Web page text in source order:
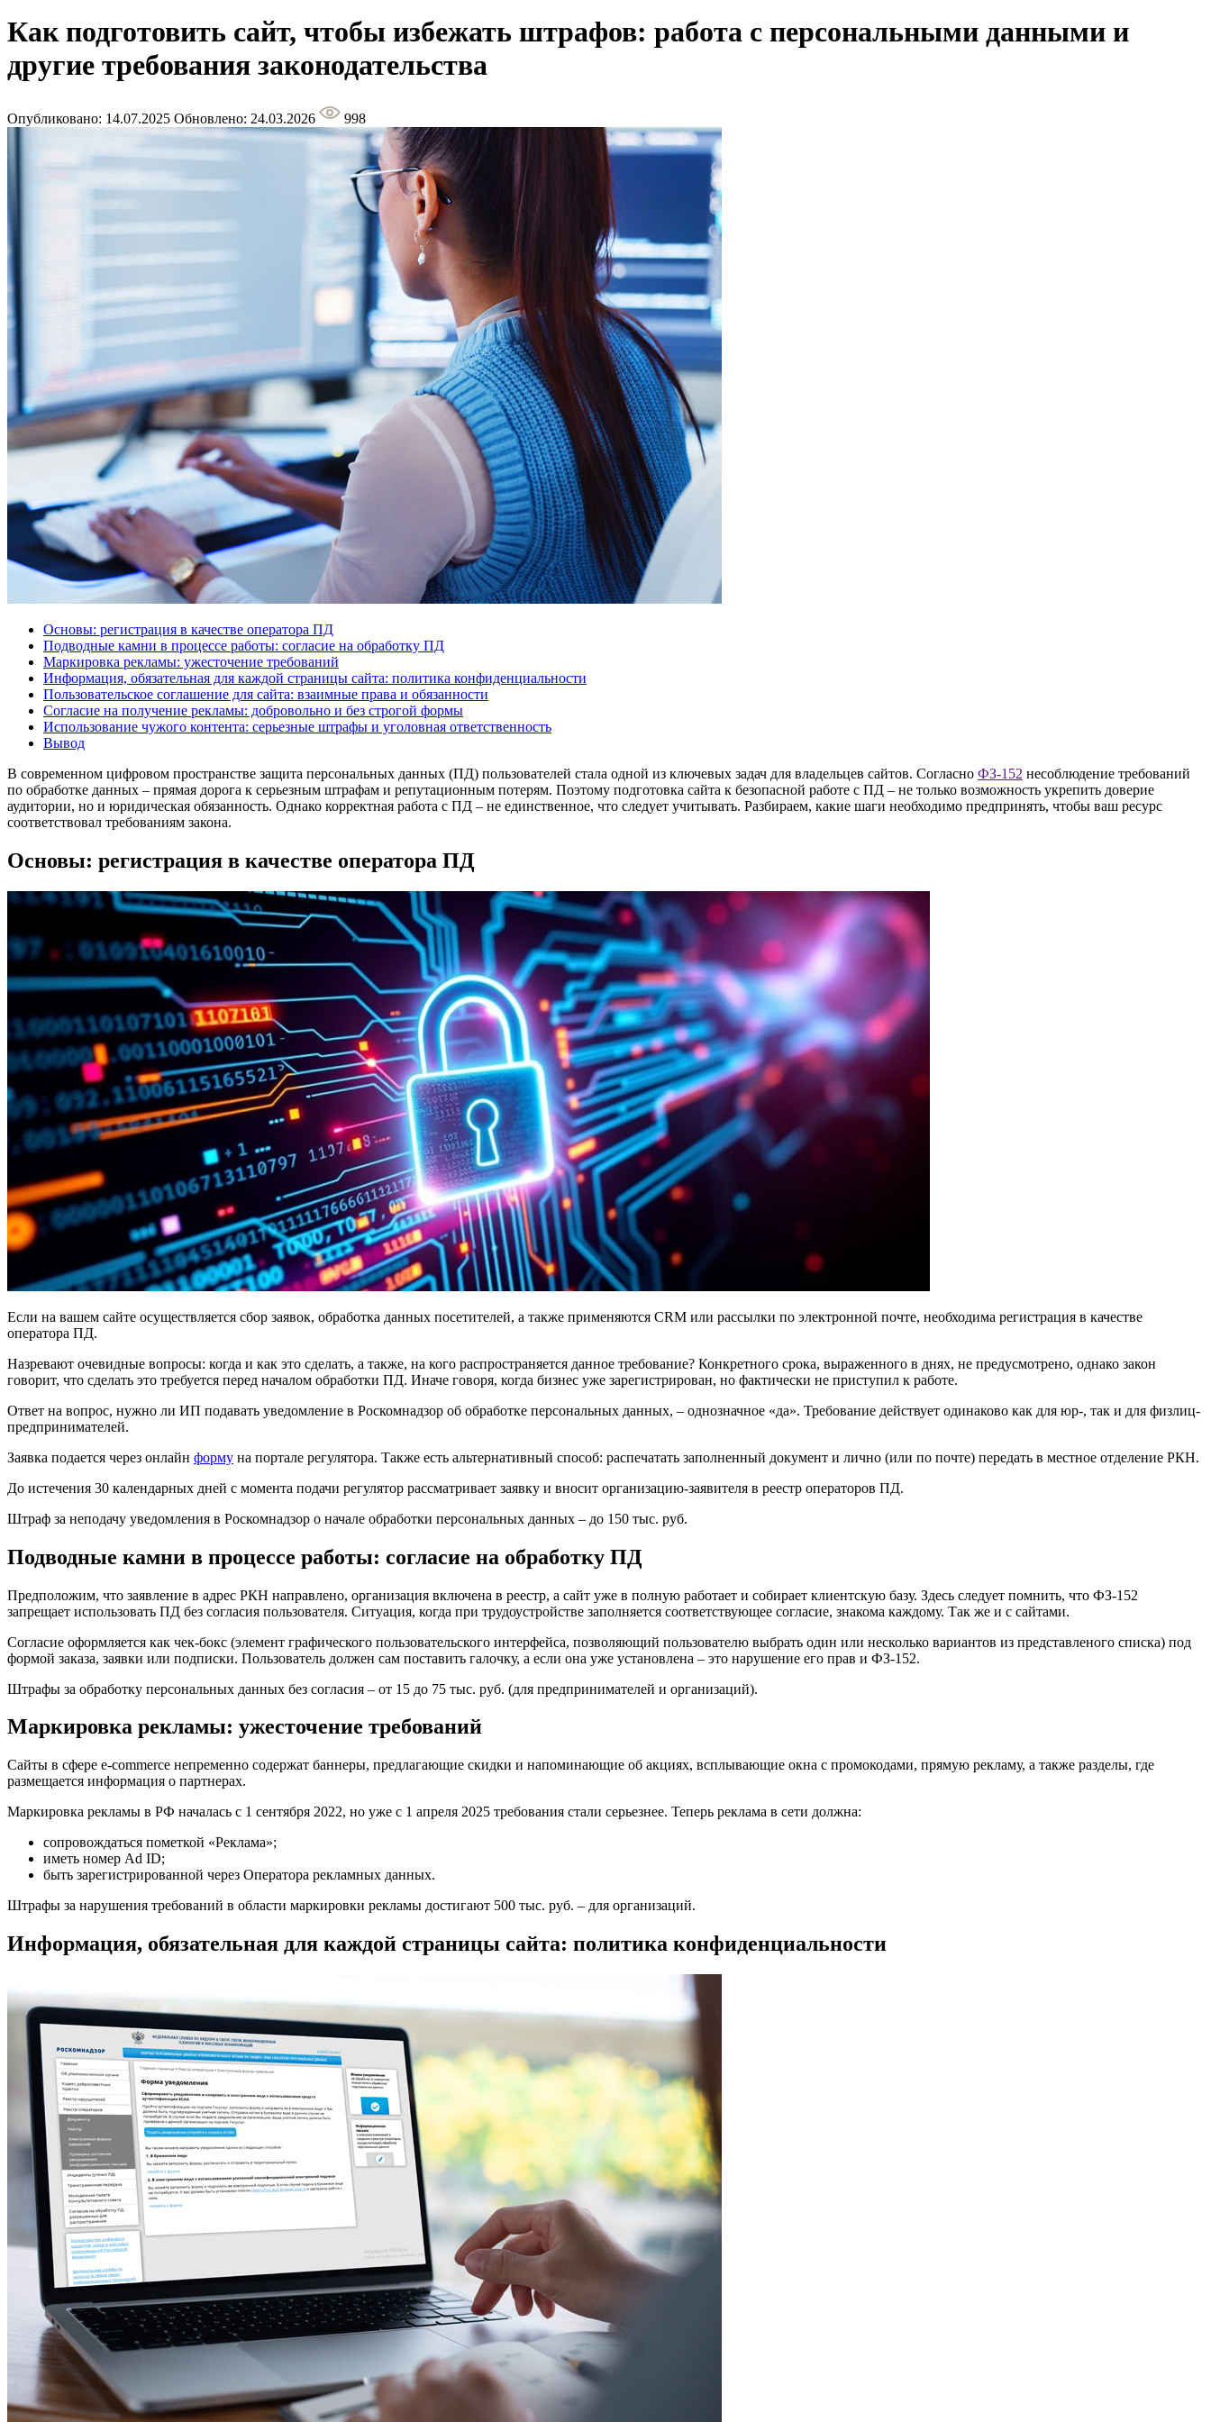
Как подготовить сайт, чтобы избежать штрафов: работа с персональными данными и
другие требования законодательства
Опубликовано: 14.07.2025 Обновлено: 24.03.2026 998
Основы: регистрация в качестве оператора ПД
Подводные камни в процессе работы: согласие на обработку ПД
Маркировка рекламы: ужесточение требований
Информация, обязательная для каждой страницы сайта: политика конфиденциальности
Пользовательское соглашение для сайта: взаимные права и обязанности
Согласие на получение рекламы: добровольно и без строгой формы
Использование чужого контента: серьезные штрафы и уголовная ответственность
Вывод
В современном цифровом пространстве защита персональных данных (ПД) пользователей стала одной из ключевых задач для владельцев сайтов. Согласно ФЗ-152 несоблюдение требований
по обработке данных – прямая дорога к серьезным штрафам и репутационным потерям. Поэтому подготовка сайта к безопасной работе с ПД – не только возможность укрепить доверие
аудитории, но и юридическая обязанность. Однако корректная работа с ПД – не единственное, что следует учитывать. Разбираем, какие шаги необходимо предпринять, чтобы ваш ресурс
соответствовал требованиям закона.
Основы: регистрация в качестве оператора ПД
Если на вашем сайте осуществляется сбор заявок, обработка данных посетителей, а также применяются CRM или рассылки по электронной почте, необходима регистрация в качестве
оператора ПД.
Назревают очевидные вопросы: когда и как это сделать, а также, на кого распространяется данное требование? Конкретного срока, выраженного в днях, не предусмотрено, однако закон
говорит, что сделать это требуется перед началом обработки ПД. Иначе говоря, когда бизнес уже зарегистрирован, но фактически не приступил к работе.
Ответ на вопрос, нужно ли ИП подавать уведомление в Роскомнадзор об обработке персональных данных, – однозначное «да». Требование действует одинаково как для юр-, так и для физлиц-
предпринимателей.
Заявка подается через онлайн форму на портале регулятора. Также есть альтернативный способ: распечатать заполненный документ и лично (или по почте) передать в местное отделение РКН.
До истечения 30 календарных дней с момента подачи регулятор рассматривает заявку и вносит организацию-заявителя в реестр операторов ПД.
Штраф за неподачу уведомления в Роскомнадзор о начале обработки персональных данных – до 150 тыс. руб.
Подводные камни в процессе работы: согласие на обработку ПД
Предположим, что заявление в адрес РКН направлено, организация включена в реестр, а сайт уже в полную работает и собирает клиентскую базу. Здесь следует помнить, что ФЗ-152
запрещает использовать ПД без согласия пользователя. Ситуация, когда при трудоустройстве заполняется соответствующее согласие, знакома каждому. Так же и с сайтами.
Согласие оформляется как чек-бокс (элемент графического пользовательского интерфейса, позволяющий пользователю выбрать один или несколько вариантов из представленого списка) под
формой заказа, заявки или подписки. Пользователь должен сам поставить галочку, а если она уже установлена – это нарушение его прав и ФЗ-152.
Штрафы за обработку персональных данных без согласия – от 15 до 75 тыс. руб. (для предпринимателей и организаций).
Маркировка рекламы: ужесточение требований
Сайты в сфере e-commerce непременно содержат баннеры, предлагающие скидки и напоминающие об акциях, всплывающие окна с промокодами, прямую рекламу, а также разделы, где
размещается информация о партнерах.
Маркировка рекламы в РФ началась с 1 сентября 2022, но уже с 1 апреля 2025 требования стали серьезнее. Теперь реклама в сети должна:
сопровождаться пометкой «Реклама»;
иметь номер Ad ID;
быть зарегистрированной через Оператора рекламных данных.
Штрафы за нарушения требований в области маркировки рекламы достигают 500 тыс. руб. – для организаций.
Информация, обязательная для каждой страницы сайта: политика конфиденциальности